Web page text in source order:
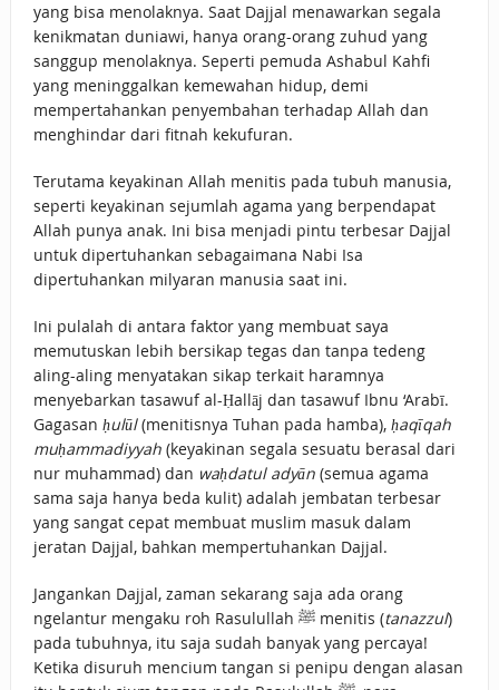
yang bisa menolaknya. Saat Dajjal menawarkan segala
kenikmatan duniawi, hanya orang-orang zuhud yang
sanggup menolaknya. Seperti pemuda Ashabul Kahfi
yang meninggalkan kemewahan hidup, demi
mempertahankan penyembahan terhadap Allah dan
menghindar dari fitnah kekufuran.
Terutama keyakinan Allah menitis pada tubuh manusia,
seperti keyakinan sejumlah agama yang berpendapat
Allah punya anak. Ini bisa menjadi pintu terbesar Dajjal
untuk dipertuhankan sebagaimana Nabi Isa
dipertuhankan milyaran manusia saat ini.
Ini pulalah di antara faktor yang membuat saya
memutuskan lebih bersikap tegas dan tanpa tedeng
aling-aling menyatakan sikap terkait haramnya
menyebarkan tasawuf al-Ḥallāj dan tasawuf Ibnu ‘Arabī.
Gagasan ḥulūl(menitisnya Tuhan pada hamba), ḥaqīqah
muḥammadiyyah(keyakinan segala sesuatu berasal dari
nur muhammad) dan waḥdatul adyān(semua agama
sama saja hanya beda kulit) adalah jembatan terbesar
yang sangat cepat membuat muslim masuk dalam
jeratan Dajjal, bahkan mempertuhankan Dajjal.
Jangankan Dajjal, zaman sekarang saja ada orang
ngelantur mengaku roh Rasulullah ﷺ menitis (tanazzul)
pada tubuhnya, itu saja sudah banyak yang percaya!
Ketika disuruh mencium tangan si penipu dengan alasan